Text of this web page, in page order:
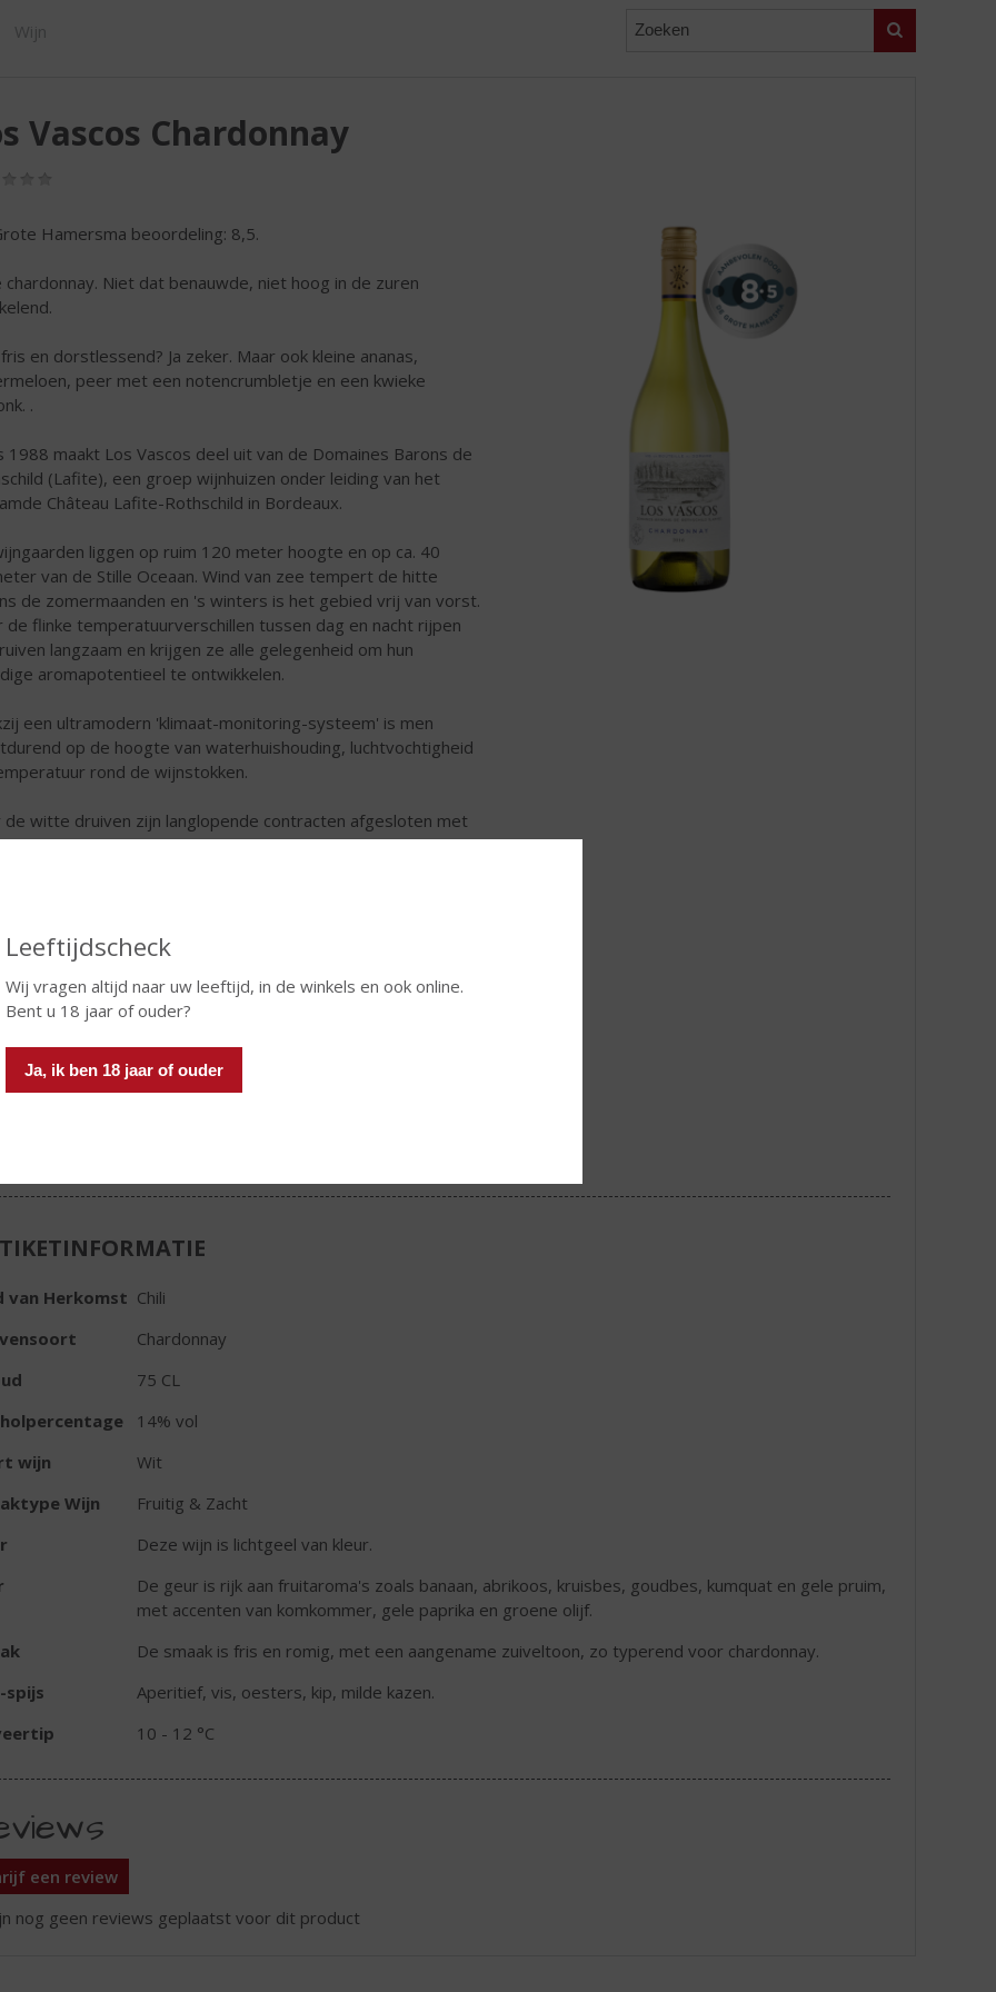
Leeftijdscheck
Wij vragen altijd naar uw leeftijd, in de winkels en ook online.
Bent u 18 jaar of ouder?
Ja, ik ben 18 jaar of ouder
Zoeken
Wijn
Vascos Chardonnay
Hamersma beoordeling: 8,5.
chardonnay. Niet dat benauwde, niet hoog in de zuren
en dorstlessend? Ja zeker. Maar ook kleine ananas,
peer met een notencrumbletje en een kwieke
.
1988 maakt Los Vascos deel uit van de Domaines Barons de
(Lafite), een groep wijnhuizen onder leiding van het
Château Lafite-Rothschild in Bordeaux.
liggen op ruim 120 meter hoogte en op ca. 40
van de Stille Oceaan. Wind van zee tempert de hitte
de zomermaanden en 's winters is het gebied vrij van vorst.
de flinke temperatuurverschillen tussen dag en nacht rijpen
langzaam en krijgen ze alle gelegenheid om hun
aromapotentieel te ontwikkelen.
een ultramodern 'klimaat-monitoring-systeem' is men
op de hoogte van waterhuishouding, luchtvochtigheid
rond de wijnstokken.
de witte druiven zijn langlopende contracten afgesloten met
in koelere gebieden als Casablanca, bekend om de
Huidige voorraad: 8
van Herkomst Chili
Chardonnay
75 CL
14% vol
wijn
Wit
Wijn
Fruitig & Zacht
Deze wijn is lichtgeel van kleur.
De geur is rijk aan fruitaroma's zoals banaan, abrikoos, kruisbes, goudbes, kumquat en gele pruim,
met accenten van komkommer, gele paprika en groene olijf.
De smaak is fris en romig, met een aangename zuiveltoon, zo typerend voor chardonnay.
spijs
Aperitief, vis, oesters, kip, milde kazen.
10 - 12 °C
een review
nog geen reviews geplaatst voor dit product